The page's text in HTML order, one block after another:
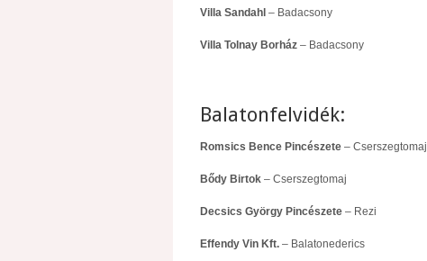
Villa Sandahl – Badacsony
Villa Tolnay Borház – Badacsony
Balatonfelvidék:
Romsics Bence Pincészete – Cserszegtomaj
Bődy Birtok – Cserszegtomaj
Decsics György Pincészete – Rezi
Effendy Vin Kft. – Balatonederics